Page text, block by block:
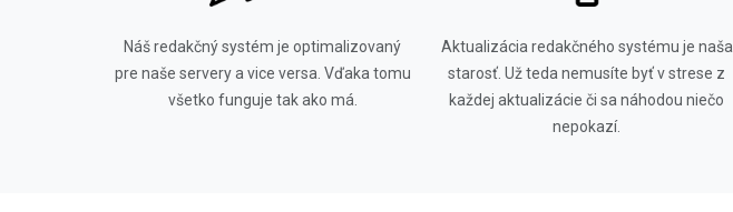
Náš redakčný systém je optimalizovaný
pre naše servery a vice versa. Vďaka tomu
všetko funguje tak ako má.
Aktualizácia redakčného systému je naša
starosť. Už teda nemusíte byť v strese z
každej aktualizácie či sa náhodou niečo
nepokazí.